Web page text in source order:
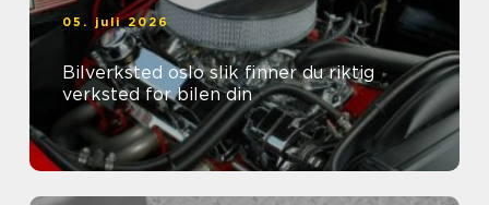
05. juli 2026
Bilverksted oslo slik finner du riktig
verksted for bilen din